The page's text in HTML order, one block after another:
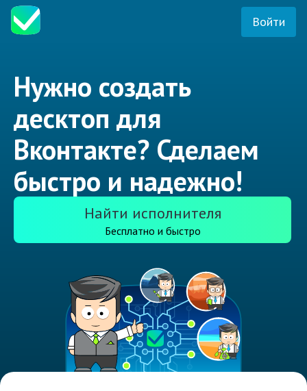
Войти
Нужно создать
десктоп для
Вконтакте? Сделаем
быстро и надежно!
Найти исполнителя
Бесплатно и быстро